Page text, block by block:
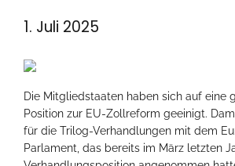
1. Juli 2025
Die Mitgliedstaaten haben sich auf eine
Position zur EU-Zollreform geeinigt.
für die Trilog-Verhandlungen mit dem
Parlament, das bereits im März letzten